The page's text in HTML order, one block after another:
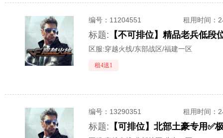
编号： 11204551 租用时间 ：
标题: 【不可排位】精品老兵低段
区服:穿越火线/东部战区/福建一区
租4送1
编号： 13290351 租用时间 ：
标题: